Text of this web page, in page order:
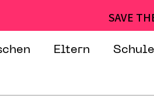
SAVE
Eltern